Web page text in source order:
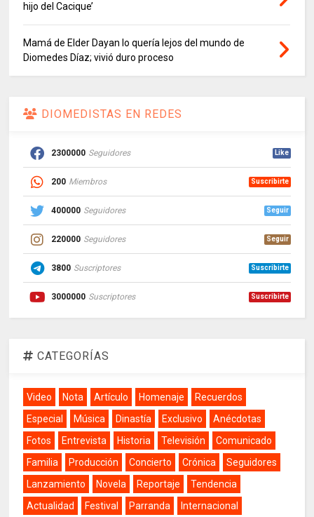
hijo del Cacique’
Mamá de Elder Dayan lo quería lejos del mundo de
Diomedes Díaz; vivió duro proceso
DIOMEDISTAS EN REDES
2300000 Seguidores Like
200 Miembros Suscribirte
400000 Seguidores Seguir
220000 Seguidores Seguir
3800 Suscriptores Suscribirte
3000000 Suscriptores Suscribirte
CATEGORÍAS
Video Nota Artículo Homenaje
Recuerdos
Especial
Música Dinastía Exclusivo
Anécdotas
Fotos
Entrevista Historia Televisión
Comunicado
Familia
Producción Concierto Crónica
Seguidores
Lanzamiento
Novela Reportaje
Tendencia
Actualidad
Festival Parranda
Internacional